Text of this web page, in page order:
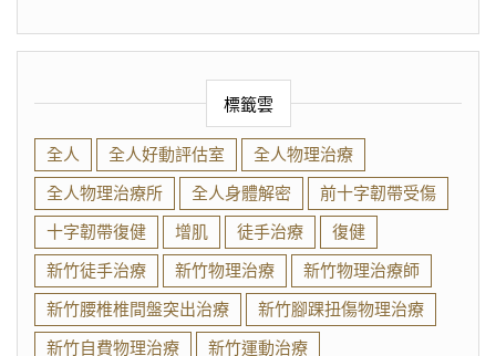
標籤雲
全人 全人好動評估室
全人物理治療
全人物理治療所
全人身體解密
前十字韌帶受傷
十字韌帶復健
增肌 徒手治療
復健
新竹徒手治療
新竹物理治療
新竹物理治療師
新竹腰椎椎間盤突出治療
新竹腳踝扭傷物理治療
新竹自費物理治療
新竹運動治療